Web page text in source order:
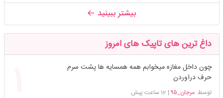
بیشتر ببینید
داغ ترین های تاپیک های امروز
چون داخل مغازه میخوابم همه همسایه ها پشت سرم
حرف دراوردن
توسطمرجان_۹۵ | 12 ساعت پیش